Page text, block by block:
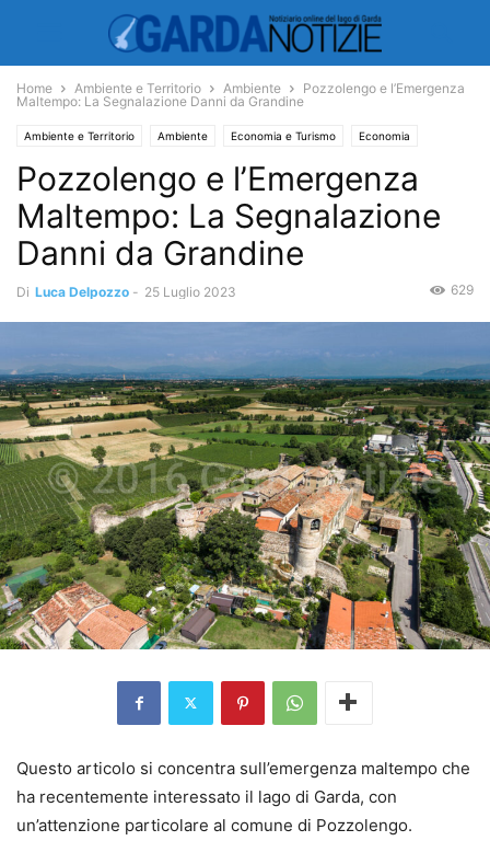
Home Ambiente e Territorio Ambiente
Pozzolengo e l’Emergenza
Maltempo: La Segnalazione Danni da Grandine
Ambiente e Territorio Ambiente Economia e Turismo Economia
Pozzolengo e l’Emergenza
Maltempo: La Segnalazione
Danni da Grandine
Di Luca Delpozzo - 25 Luglio 2023 629
Questo articolo si concentra sull’emergenza maltempo che
ha recentemente interessato il lago di Garda, con
un’attenzione particolare al comune di Pozzolengo.